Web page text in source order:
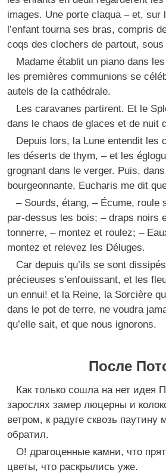
images. Une porte claqua – et, sur
l’enfant tourna ses bras, compris
coqs des clochers de partout, sous
Madame établit un piano dans
les premières communions se
autels de la cathédrale.
Les caravanes partirent. Et le
dans le chaos de glaces et de nuit
Depuis lors, la Lune entendit les
les déserts de thym, – et les
grognant dans le verger. Puis,
bourgeonnante, Eucharis me dit
– Sourds, étang, – Écume, roule
par-dessus les bois; – draps noirs
tonnerre, – montez et roulez; –
montez et relevez les Déluges.
Car depuis qu’ils se sont
précieuses s’enfouissant, et les
un ennui! et la Reine, la Sorcière
dans le pot de terre, ne voudra
qu’elle sait, et que nous ignorons.
После
Как только сошла на нет идея
зарослях замер люцерны и
ветром, к радуге сквозь паутину
обратил.
О! драгоценные камни, что
цветы, что раскрылись уже.